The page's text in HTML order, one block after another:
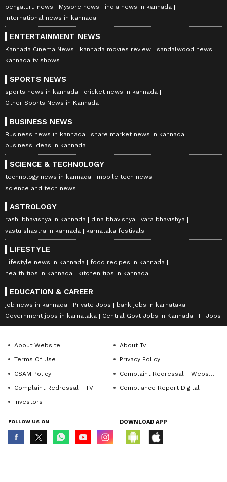
bengaluru news
Mysore news
india news in kannada
international news in kannada
ENTERTAINMENT NEWS
Kannada Cinema News kannada movies review
sandalwood news
kannada tv shows
SPORTS NEWS
sports news in kannada
cricket news in kannada
Other Sports News in Kannada
BUSINESS NEWS
Business news in kannada
share market news in kannada
business ideas in kannada
SCIENCE & TECHNOLOGY
technology news in kannada
mobile tech news
science and tech news
ASTROLOGY
rashi bhavishya in kannada dina bhavishya
vara bhavishya
vastu shastra in kannada
karnataka festivals
LIFESTYLE
Lifestyle news in kannada
food recipes in kannada
health tips in kannada
kitchen tips in kannada
EDUCATION & CAREER
job news in kannada Private Jobs
bank jobs in karnataka
Government jobs in karnataka
Central Govt Jobs in Kannada IT Jobs
About Website
About Tv
Terms Of Use
Privacy Policy
CSAM Policy
Complaint Redressal - Website
Complaint Redressal - TV
Compliance Report Digital
Investors
FOLLOW US ON DOWNLOAD APP